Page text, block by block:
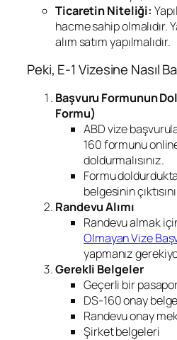
Ticaretin Niteliği:
hacme sahip olmalıdır.
alım satım yapılmalıdır.
Peki, E-1 Vizesine Nasıl
Başvuru Formunun
Formu)
ABD vize
160 formunu
doldurmalısınız.
Formu
belgesinin
Randevu Alımı
Randevu almak
Olmayan Vize
yapmanız
Gerekli Belgeler
Geçerli bir
DS-160 onay
Randevu onay
Şirket belgeleri